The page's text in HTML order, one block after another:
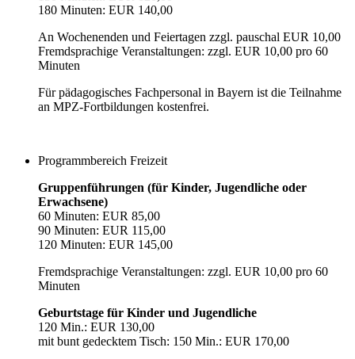
180 Minuten: EUR 140,00
An Wochenenden und Feiertagen zzgl. pauschal EUR 10,00
Fremdsprachige Veranstaltungen: zzgl. EUR 10,00 pro 60
Minuten
Für pädagogisches Fachpersonal in Bayern ist die Teilnahme
an MPZ-Fortbildungen kostenfrei.
Programmbereich Freizeit
Gruppenführungen (für Kinder, Jugendliche oder
Erwachsene)
60 Minuten: EUR 85,00
90 Minuten: EUR 115,00
120 Minuten: EUR 145,00
Fremdsprachige Veranstaltungen: zzgl. EUR 10,00 pro 60
Minuten
Geburtstage für Kinder und Jugendliche
120 Min.: EUR 130,00
mit bunt gedecktem Tisch: 150 Min.: EUR 170,00